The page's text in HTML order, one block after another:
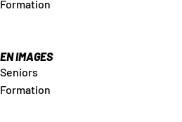
Formation
EN IMAGES
Seniors
Formation